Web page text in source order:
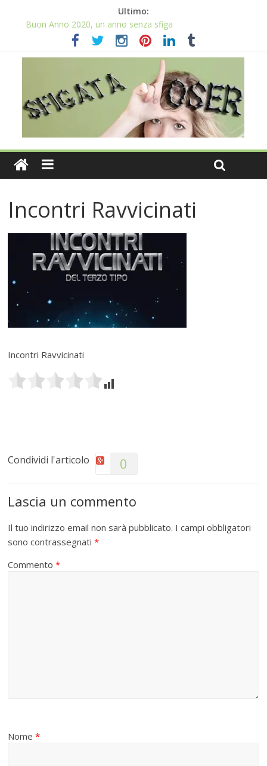
Ultimo:
Buon Anno 2020, un anno senza sfiga
Come gestire la fortuna ai giochi
Qual è il numero più sfortunato? Info e curiosità nel post
La sfortuna mi perseguita anche con la spesa
Il 2020 anno bisestile porta sfortuna davvero?
Incontri Ravvicinati
Incontri Ravvicinati
Condividi l'articolo 0
Lascia un commento
Il tuo indirizzo email non sarà pubblicato. I campi obbligatori
sono contrassegnati*
Commento*
Nome*